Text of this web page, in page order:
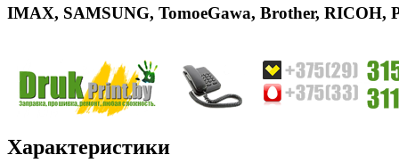
IMAX, SAMSUNG, TomoeGawa, Brother, RICOH,
Характеристики